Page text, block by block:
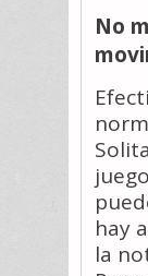
No
hay
la